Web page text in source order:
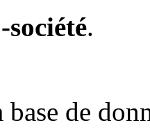
société.
base de